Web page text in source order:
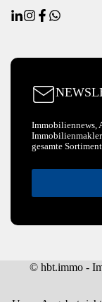
Immobiliennews,
gesamte
© hbt.immo -